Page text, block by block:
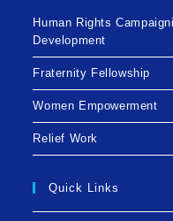
Human Rights
Development
Fraternity Fellowship
Women Empowerment
Relief Work
Quick Links